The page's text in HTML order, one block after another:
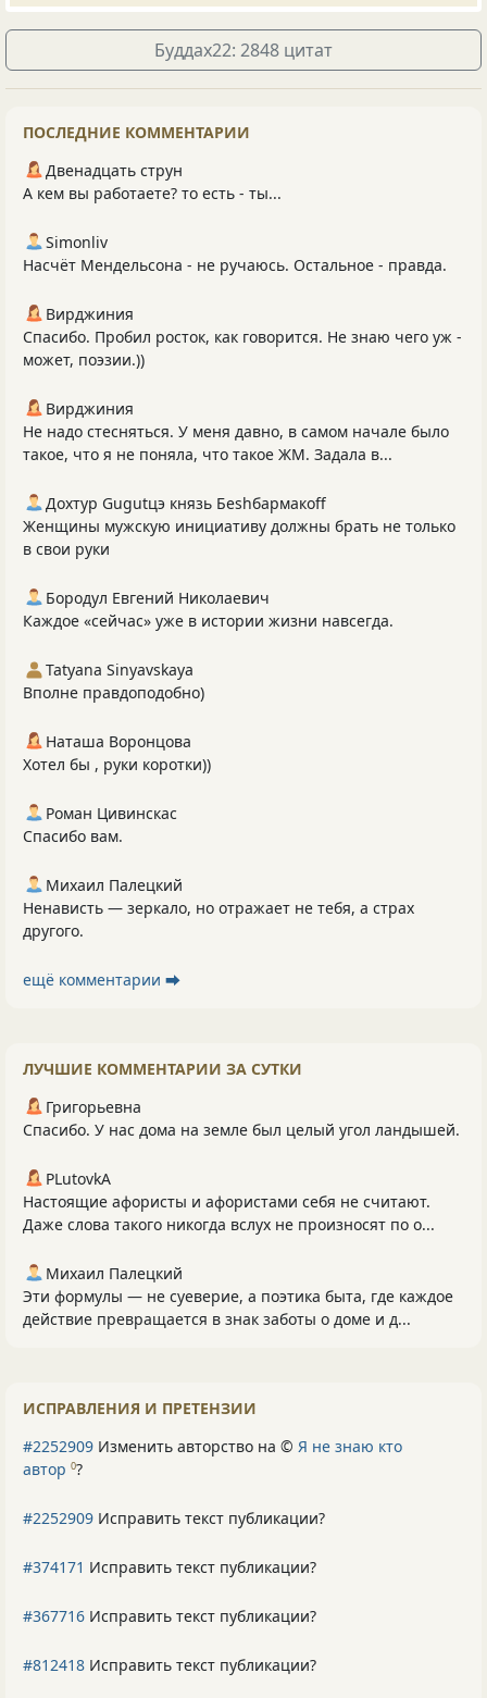
Буддах22: 2848 цитат
ПОСЛЕДНИЕ КОММЕНТАРИИ
Двенадцать струн
А кем вы работаете? то есть - ты...
Simonliv
Насчёт Мендельсона - не ручаюсь. Остальное - правда.
Вирджиния
Спасибо. Пробил росток, как говорится. Не знаю чего уж -
может, поэзии.))
Вирджиния
Не надо стесняться. У меня давно, в самом начале было
такое, что я не поняла, что такое ЖМ. Задала в...
Дохтур Gugutцэ князь Беshбармакоff
Женщины мужскую инициативу должны брать не только
в свои руки
Бородул Евгений Николаевич
Каждое «сейчас» уже в истории жизни навсегда.
Tatyana Sinyavskaya
Вполне правдоподобно)
Наташа Воронцова
Хотел бы , руки коротки))
Роман Цивинскас
Спасибо вам.
Михаил Палецкий
Ненависть — зеркало, но отражает не тебя, а страх
другого.
ещё комментарии ⮕
ЛУЧШИЕ КОММЕНТАРИИ ЗА СУТКИ
Григорьевна
Спасибо. У нас дома на земле был целый угол ландышей.
PLutоvkА
Настоящие афористы и афористами себя не считают.
Даже слова такого никогда вслух не произносят по о...
Михаил Палецкий
Эти формулы — не суеверие, а поэтика быта, где каждое
действие превращается в знак заботы о доме и д...
ИСПРАВЛЕНИЯ И ПРЕТЕНЗИИ
#2252909 Изменить авторство на © Я не знаю кто
автор 0?
#2252909 Исправить текст публикации?
#374171 Исправить текст публикации?
#367716 Исправить текст публикации?
#812418 Исправить текст публикации?